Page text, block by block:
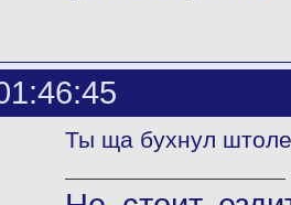
Ты ща бухнул